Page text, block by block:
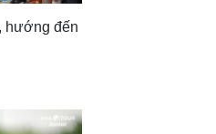
hướng đến